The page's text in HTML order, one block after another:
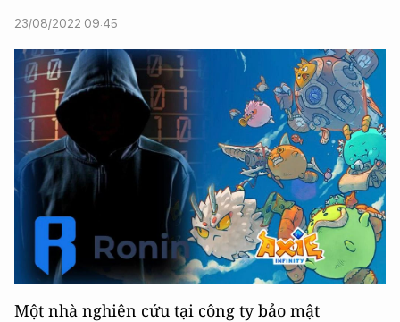
23/08/2022 09:45
Một nhà nghiên cứu tại công ty bảo mật